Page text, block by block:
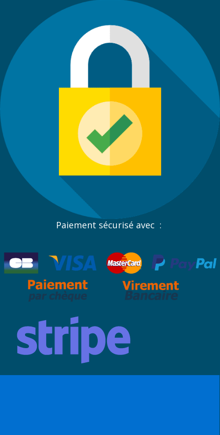
Paiement sécurisé avec :